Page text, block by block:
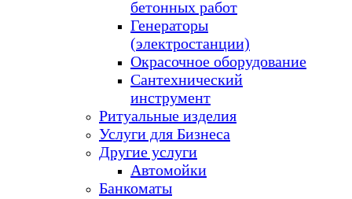
бетонных работ
Генераторы
(электростанции)
Окрасочное оборудование
Сантехнический
инструмент
Ритуальные изделия
Услуги для Бизнеса
Другие услуги
Автомойки
Банкоматы